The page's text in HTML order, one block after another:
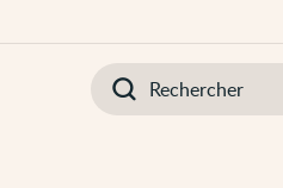
Introduisez
votre
recherche